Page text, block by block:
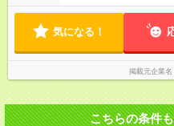
気になる！
掲載元企業名
こちらの条件